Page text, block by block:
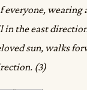
wearing
the east
sun, walks
(3)